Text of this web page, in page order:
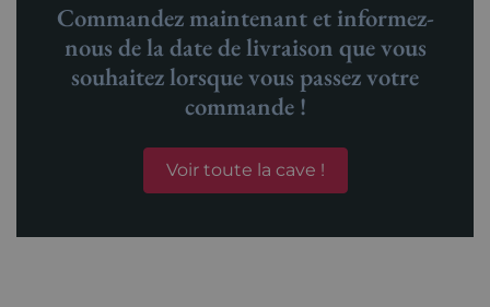
Commandez maintenant et informez-
nous de la date de livraison que vous
souhaitez lorsque vous passez votre
commande !
Voir toute la cave !